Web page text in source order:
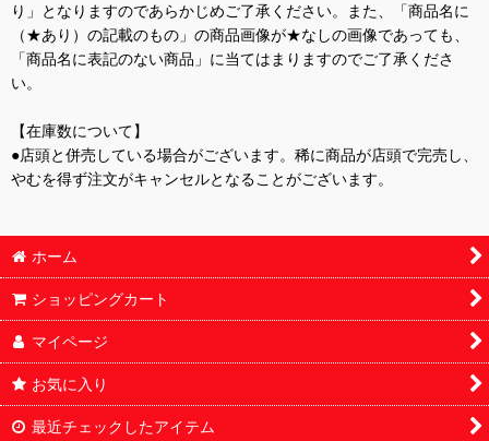
り」となりますのであらかじめご了承ください。また、「商品名に
（★あり）の記載のもの」の商品画像が★なしの画像であっても、
「商品名に表記のない商品」に当てはまりますのでご了承くださ
い。
【在庫数について】
●店頭と併売している場合がございます。稀に商品が店頭で完売し、
やむを得ず注文がキャンセルとなることがございます。
ホーム
ショッピングカート
マイページ
お気に入り
最近チェックしたアイテム